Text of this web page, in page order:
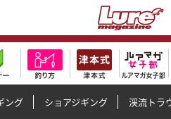
ング ショアジギング 渓流トラ